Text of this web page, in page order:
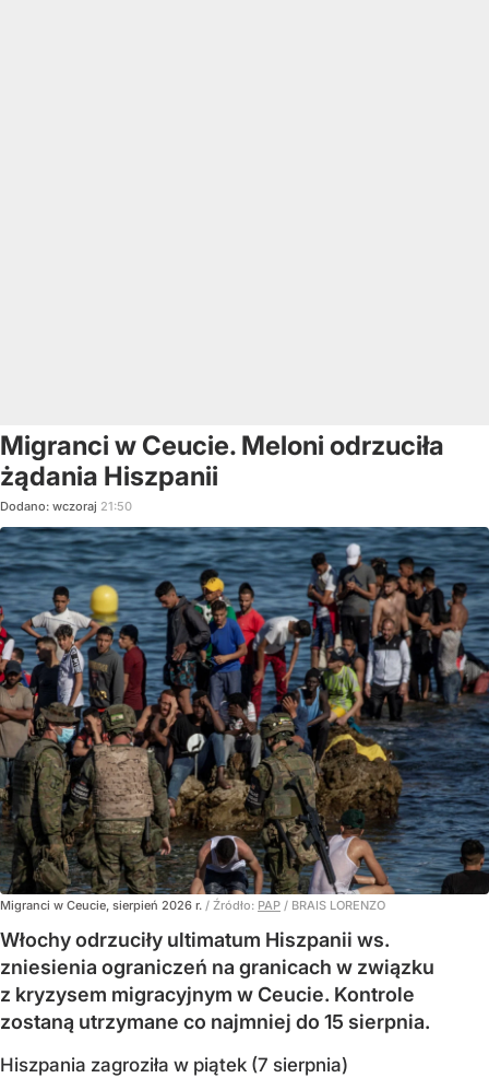
Migranci w Ceucie. Meloni odrzuciła
żądania Hiszpanii
Dodano: wczoraj 21:50
Migranci w Ceucie, sierpień 2026 r. / Źródło: PAP / BRAIS LORENZO
Włochy odrzuciły ultimatum Hiszpanii ws.
zniesienia ograniczeń na granicach w związku
z kryzysem migracyjnym w Ceucie. Kontrole
zostaną utrzymane co najmniej do 15 sierpnia.
Hiszpania zagroziła w piątek (7 sierpnia)